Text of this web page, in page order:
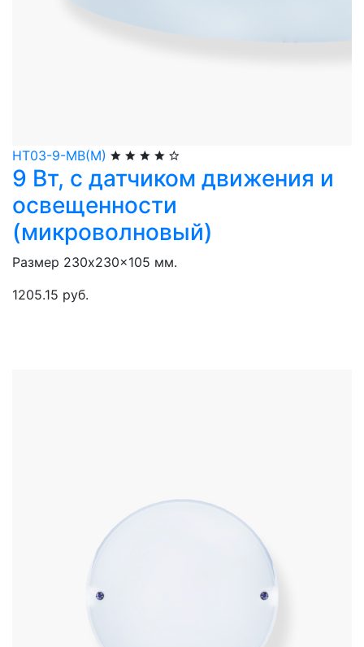
НТ03-9-МВ(М)
9 Вт, с датчиком движения и
освещенности
(микроволновый)
Размер 230x230x105 мм.
1205.15 руб.